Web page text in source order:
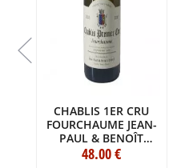
CHABLIS 1ER CRU
FOURCHAUME JEAN-
PAUL & BENOÎT
DROIN 2020
48.00€